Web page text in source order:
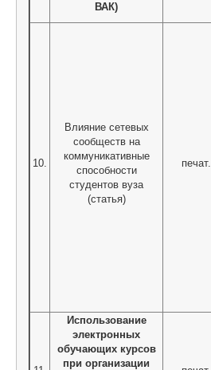
ВАК)
10.
Влияние сетевых
сообществ на
коммуникативные
способности
студентов вуза
(статья)
печат.
Использование
электронных
обучающих курсов
при организации